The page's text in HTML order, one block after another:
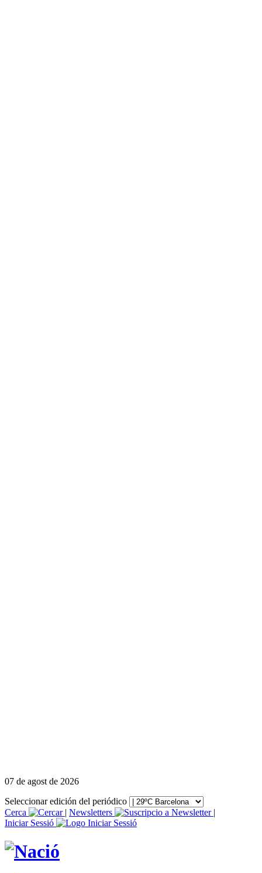
07 de agost de 2026
Seleccionar edición del periódico
Cerca
| Newsletters
|
Iniciar Sessió